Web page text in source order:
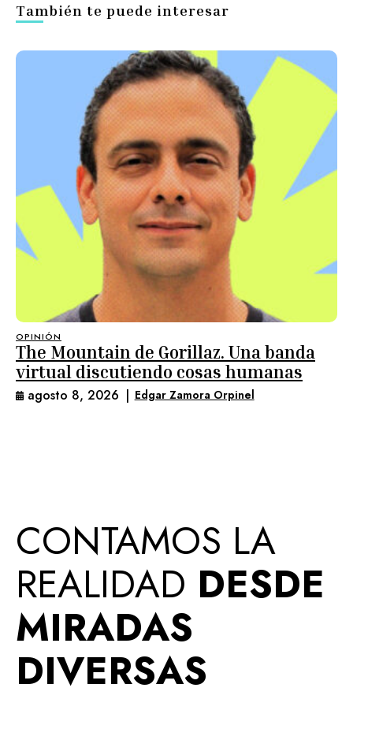
También te puede interesar
OPINIÓN
The Mountain de Gorillaz. Una banda
virtual discutiendo cosas humanas
agosto 8, 2026 | Edgar Zamora Orpinel
CONTAMOS LA
REALIDAD DESDE
MIRADAS
DIVERSAS